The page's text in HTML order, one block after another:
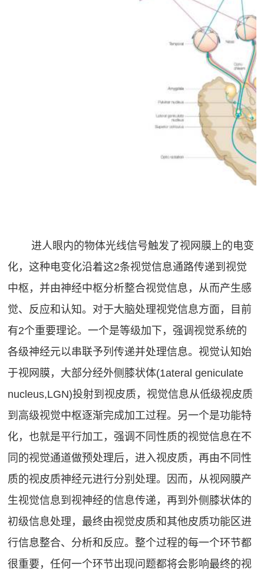
进人眼内的物体光线信号触发了视网膜上的电变
化，这种电变化沿着这2条视觉信息通路传递到视觉
中枢，并由神经中枢分析整合视觉信息，从而产生感
觉、反应和认知。对于大脑处理视党信息方面，目前
有2个重要理论。一个是等级加下，强调视觉系统的
各级神经元以串联予列传递并处理信息。视觉认知始
于视网膜，大部分经外侧膝状体(1ateral geniculate
nucleus,LGN)投射到视皮质，视觉信息从低级视皮质
到高级视觉中枢逐渐完成加工过程。另一个是功能特
化，也就是平行加工，强调不同性质的视觉信息在不
同的视觉通道做预处理后，进入视皮质，再由不同性
质的视皮质神经元进行分别处理。因而，从视网膜产
生视觉信息到视神经的信息传递，再到外侧膝状体的
初级信息处理，最终由视觉皮质和其他皮质功能区进
行信息整合、分析和反应。整个过程的每一个环节都
很重要，任何一个环节出现问题都将会影响最终的视